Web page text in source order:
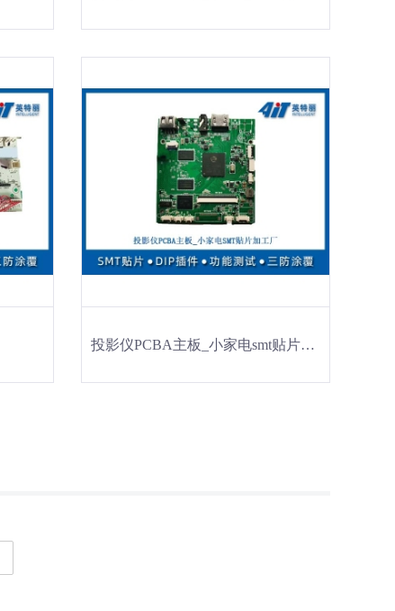
投影仪PCBA主板_小家电smt贴片加工厂